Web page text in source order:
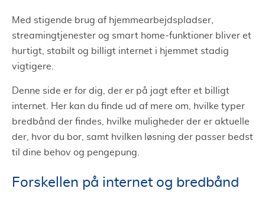
Med stigende brug af hjemmearbejdspladser,
streamingtjenester og smart home-funktioner bliver et
hurtigt, stabilt og billigt internet i hjemmet stadig
vigtigere.
Denne side er for dig, der er på jagt efter et billigt
internet. Her kan du finde ud af mere om, hvilke typer
bredbånd der findes, hvilke muligheder der er aktuelle
der, hvor du bor, samt hvilken løsning der passer bedst
til dine behov og pengepung.
Forskellen på internet og bredbånd